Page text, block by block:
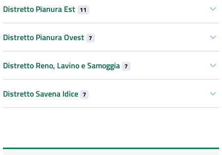
Distretto Pianura Est 11
Distretto Pianura Ovest 7
Distretto Reno, Lavino e Samoggia 7
Distretto Savena Idice 7